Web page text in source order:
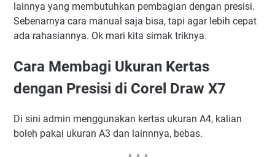
lainnya yang membutuhkan pembagian dengan presisi.
Sebenarnya cara manual saja bisa, tapi agar lebih cepat
ada rahasiannya. Ok mari kita simak triknya.
Cara Membagi Ukuran Kertas
dengan Presisi di Corel Draw X7
Di sini admin menggunakan kertas ukuran A4, kalian
boleh pakai ukuran A3 dan lainnnya, bebas.